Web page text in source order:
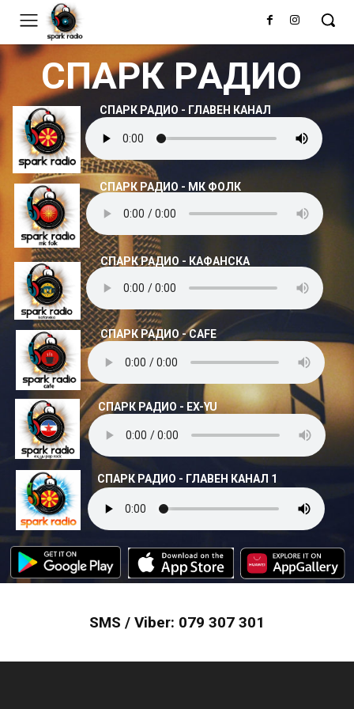
СПАРК РАДИО - ГЛАВЕН КАНАЛ
СПАРК РАДИО
СПАРК РАДИО - КАФАНСКА
СПАРК РАДИО - МК ФОЛК
СПАРК РАДИО - EX-YU
СПАРК РАДИО - CAFE
СПАРК РАДИО - ГЛАВЕН КАНАЛ 1
SMS / Viber: 079 307 301